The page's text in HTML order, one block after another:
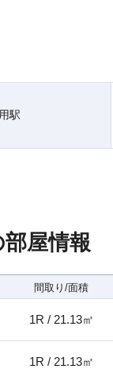
駅
屋情報
間取り/面積
1R / 21.13㎡
1R / 21.13㎡